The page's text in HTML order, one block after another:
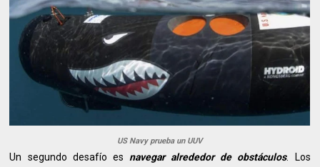
US Navy prueba un UUV
Un segundo desafío es navegar alrededor de obstáculos. Los